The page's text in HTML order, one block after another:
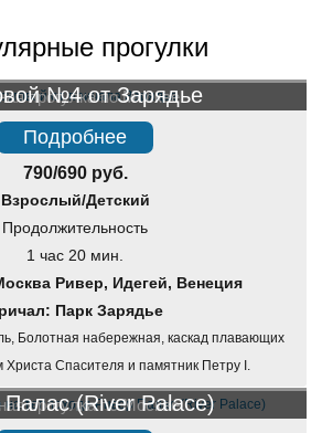
прогулки
прогулка по Москве
№4 от Зарядье
Подробнее
790/690 руб.
Взрослый/Детский
Продолжительность
1 час 20 мин.
Ривер, Идегей, Венеция
Парк Зарядье
Болотная набережная, каскад плавающих
Спасителя и памятник Петру I.
прогулка по Москве
(River Palace)